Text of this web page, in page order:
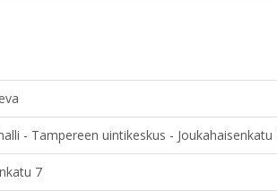
- Tampereen uintikeskus - Joukahaisenkatu
7